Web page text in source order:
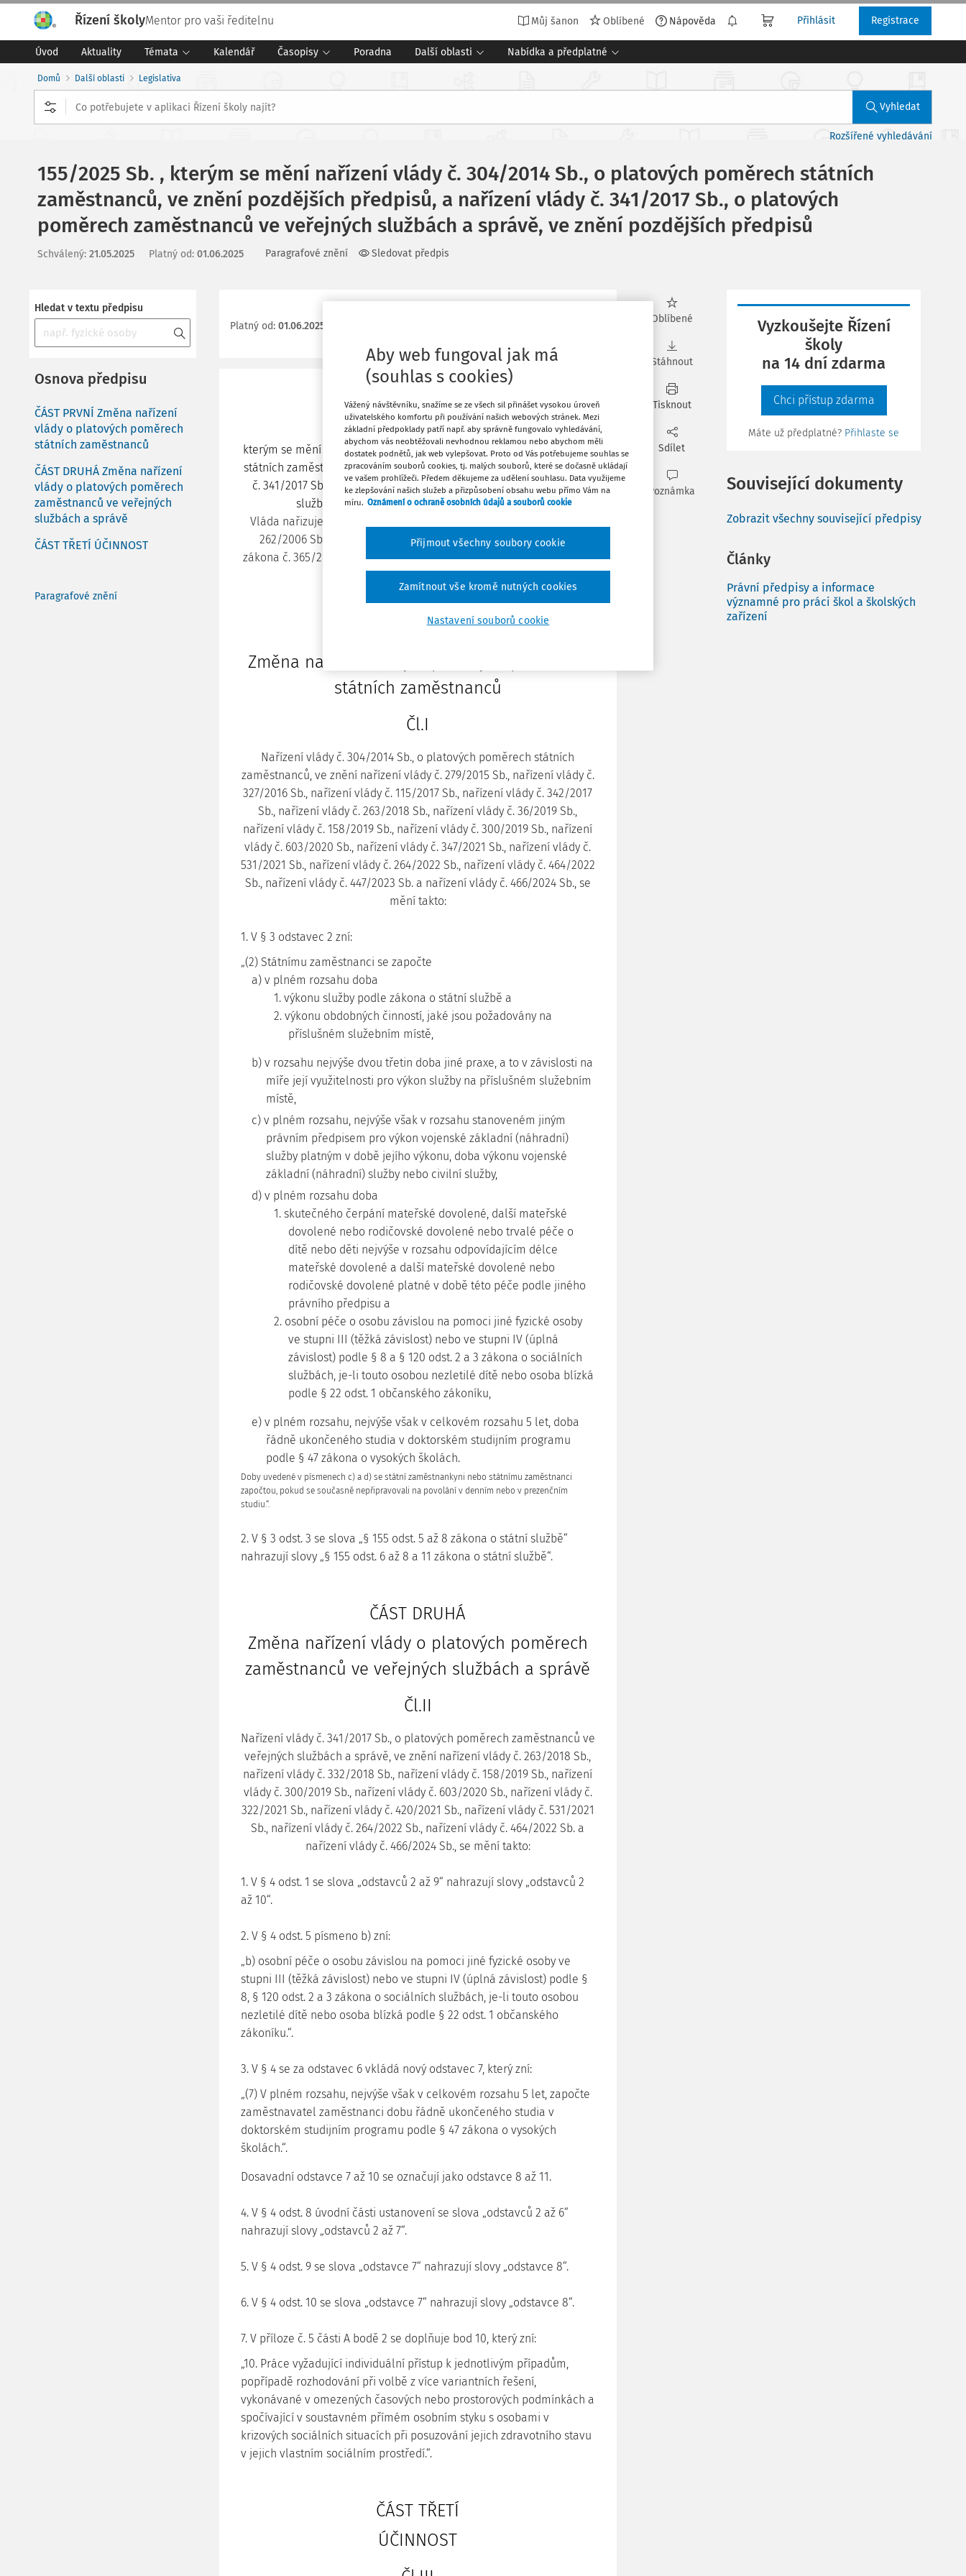
Řízení školyMentor pro vaši ředitelnu Můj šanon Oblíbené Nápověda Přihlásit Registrace
Úvod Aktuality Témata Kalendář Časopisy Poradna Další oblasti Nabídka a předplatné
Domů Další oblasti Legislativa
Vyhledat
Rozšířené vyhledávání
155/2025 Sb. , kterým se mění nařízení vlády č. 304/2014 Sb., o platových poměrech státních
zaměstnanců, ve znění pozdějších předpisů, a nařízení vlády č. 341/2017 Sb., o platových
poměrech zaměstnanců ve veřejných službách a správě, ve znění pozdějších předpisů
Schválený: 21.05.2025 Platný od: 01.06.2025 Paragrafové znění Sledovat předpis
Hledat v textu předpisu
Osnova předpisu
ČÁST PRVNÍ Změna nařízení
vlády o platových poměrech
státních zaměstnanců
ČÁST DRUHÁ Změna nařízení
vlády o platových poměrech
zaměstnanců ve veřejných
službách a správě
ČÁST TŘETÍ ÚČINNOST
Paragrafové znění
Platný od: 01.06.2025
155/2025 Sb.
NAŘÍZENÍ VLÁDY
ze dne 21. května 2025,
kterým se mění nařízení vlády č. 304/2014 Sb., o platových poměrech
státních zaměstnanců, ve znění pozdějších předpisů, a nařízení vlády
č. 341/2017 Sb., o platových poměrech zaměstnanců ve veřejných
službách a správě, ve znění pozdějších předpisů
Vláda nařizuje podle § 123 odst. 6 písm. d) a § 129 odst. 2 zákona č.
262/2006 Sb., zákoník práce, ve znění zákona č. 362/2007 Sb. a
zákona č. 365/2011 Sb., a podle § 145 odst. 1 zákona č. 234/2014 Sb., o
státní službě:
Změna nařízení vlády o platových poměrech
státních zaměstnanců
Čl.I
Nařízení vlády č. 304/2014 Sb., o platových poměrech státních
zaměstnanců, ve znění nařízení vlády č. 279/2015 Sb., nařízení vlády č.
327/2016 Sb., nařízení vlády č. 115/2017 Sb., nařízení vlády č. 342/2017
Sb., nařízení vlády č. 263/2018 Sb., nařízení vlády č. 36/2019 Sb.,
nařízení vlády č. 158/2019 Sb., nařízení vlády č. 300/2019 Sb., nařízení
vlády č. 603/2020 Sb., nařízení vlády č. 347/2021 Sb., nařízení vlády č.
531/2021 Sb., nařízení vlády č. 264/2022 Sb., nařízení vlády č. 464/2022
Sb., nařízení vlády č. 447/2023 Sb. a nařízení vlády č. 466/2024 Sb., se
mění takto:
1. V § 3 odstavec 2 zní:
„(2) Státnímu zaměstnanci se započte
a) v plném rozsahu doba
1. výkonu služby podle zákona o státní službě a
2. výkonu obdobných činností, jaké jsou požadovány na
příslušném služebním místě,
b) v rozsahu nejvýše dvou třetin doba jiné praxe, a to v závislosti na
míře její využitelnosti pro výkon služby na příslušném služebním
místě,
c) v plném rozsahu, nejvýše však v rozsahu stanoveném jiným
právním předpisem pro výkon vojenské základní (náhradní)
služby platným v době jejího výkonu, doba výkonu vojenské
základní (náhradní) služby nebo civilní služby,
d) v plném rozsahu doba
1. skutečného čerpání mateřské dovolené, další mateřské
dovolené nebo rodičovské dovolené nebo trvalé péče o
dítě nebo děti nejvýše v rozsahu odpovídajícím délce
mateřské dovolené a další mateřské dovolené nebo
rodičovské dovolené platné v době této péče podle jiného
právního předpisu a
2. osobní péče o osobu závislou na pomoci jiné fyzické osoby
ve stupni III (těžká závislost) nebo ve stupni IV (úplná
závislost) podle § 8 a § 120 odst. 2 a 3 zákona o sociálních
službách, je-li touto osobou nezletilé dítě nebo osoba blízká
podle § 22 odst. 1 občanského zákoníku,
e) v plném rozsahu, nejvýše však v celkovém rozsahu 5 let, doba
řádně ukončeného studia v doktorském studijním programu
podle § 47 zákona o vysokých školách.
Doby uvedené v písmenech c) a d) se státní zaměstnankyni nebo státnímu zaměstnanci
započtou, pokud se současně nepřipravovali na povolání v denním nebo v prezenčním
studiu.“.
2. V § 3 odst. 3 se slova „§ 155 odst. 5 až 8 zákona o státní službě“
nahrazují slovy „§ 155 odst. 6 až 8 a 11 zákona o státní službě“.
ČÁST DRUHÁ
Změna nařízení vlády o platových poměrech
zaměstnanců ve veřejných službách a správě
Čl.II
Nařízení vlády č. 341/2017 Sb., o platových poměrech zaměstnanců ve
veřejných službách a správě, ve znění nařízení vlády č. 263/2018 Sb.,
nařízení vlády č. 332/2018 Sb., nařízení vlády č. 158/2019 Sb., nařízení
vlády č. 300/2019 Sb., nařízení vlády č. 603/2020 Sb., nařízení vlády č.
322/2021 Sb., nařízení vlády č. 420/2021 Sb., nařízení vlády č. 531/2021
Sb., nařízení vlády č. 264/2022 Sb., nařízení vlády č. 464/2022 Sb. a
nařízení vlády č. 466/2024 Sb., se mění takto:
1. V § 4 odst. 1 se slova „odstavců 2 až 9“ nahrazují slovy „odstavců 2
až 10“.
2. V § 4 odst. 5 písmeno b) zní:
„b) osobní péče o osobu závislou na pomoci jiné fyzické osoby ve
stupni III (těžká závislost) nebo ve stupni IV (úplná závislost) podle §
8, § 120 odst. 2 a 3 zákona o sociálních službách, je-li touto osobou
nezletilé dítě nebo osoba blízká podle § 22 odst. 1 občanského
zákoníku.“.
3. V § 4 se za odstavec 6 vkládá nový odstavec 7, který zní:
„(7) V plném rozsahu, nejvýše však v celkovém rozsahu 5 let, započte
zaměstnavatel zaměstnanci dobu řádně ukončeného studia v
doktorském studijním programu podle § 47 zákona o vysokých
školách.“.
Dosavadní odstavce 7 až 10 se označují jako odstavce 8 až 11.
4. V § 4 odst. 8 úvodní části ustanovení se slova „odstavců 2 až 6“
nahrazují slovy „odstavců 2 až 7“.
5. V § 4 odst. 9 se slova „odstavce 7“ nahrazují slovy „odstavce 8“.
6. V § 4 odst. 10 se slova „odstavce 7“ nahrazují slovy „odstavce 8“.
7. V příloze č. 5 části A bodě 2 se doplňuje bod 10, který zní:
„10. Práce vyžadující individuální přístup k jednotlivým případům,
popřípadě rozhodování při volbě z více variantních řešení,
vykonávané v omezených časových nebo prostorových podmínkách a
spočívající v soustavném přímém osobním styku s osobami v
krizových sociálních situacích při posuzování jejich zdravotního stavu
v jejich vlastním sociálním prostředí.“.
ČÁST TŘETÍ
ÚČINNOST
Oblíbené
Stáhnout
Tisknout
Sdílet
Poznámka
Vyzkoušejte Řízení
školy
na 14 dní zdarma
Chci přístup zdarma
Máte už předplatné? Přihlaste se
Související dokumenty
Zobrazit všechny související předpisy
Články
Právní předpisy a informace
významné pro práci škol a školských
zařízení
Aby web fungoval jak má
(souhlas s cookies)
Vážený návštěvníku, snažíme se ze všech sil přinášet vysokou úroveň
uživatelského komfortu při používání našich webových stránek. Mezi
základní předpoklady patří např. aby správně fungovalo vyhledávání,
abychom vás neobtěžovali nevhodnou reklamou nebo abychom měli
dostatek podnětů, jak web vylepšovat. Proto od Vás potřebujeme souhlas se
zpracováním souborů cookies, tj. malých souborů, které se dočasně ukládají
ve vašem prohlížeči. Předem děkujeme za udělení souhlasu. Data využijeme
ke zlepšování našich služeb a přizpůsobení obsahu webu přímo Vám na
míru. Oznámení o ochraně osobních údajů a souborů cookie
Nastavení souborů cookie
Zamítnout vše kromě nutných cookies
Přijmout všechny soubory cookie